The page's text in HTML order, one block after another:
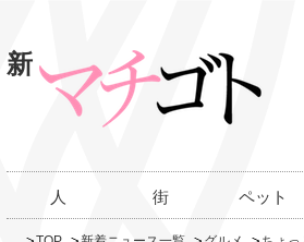
新
人 街 ペット